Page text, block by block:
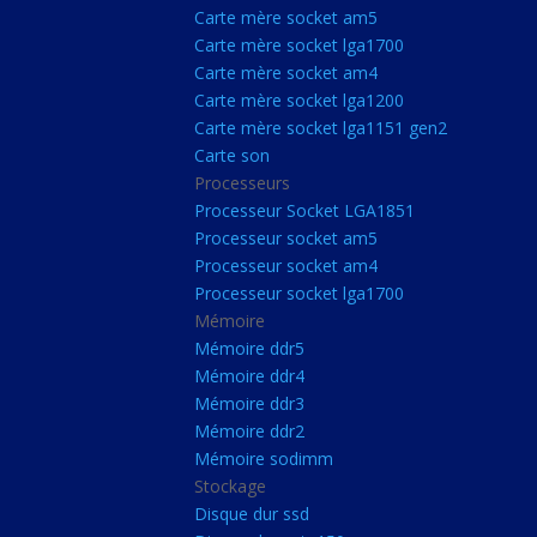
Carte Mère Socket
Carte mère socket am5
Carte mère socket
Carte mère socket am4
Carte mère socket
Carte son
Processeurs
Carte mère socket am5
Carte mère socket lga1700
Carte mère socket am4
Carte mère socket lga1200
Carte mère socket lga1151 gen2
Carte son
Processeurs
Processeur Socket LGA1851
Processeur socket am5
Processeur socket am4
Processeur socket lga1700
Mémoire
Mémoire ddr5
Mémoire ddr4
Mémoire ddr3
Mémoire ddr2
Mémoire sodimm
Stockage
Disque dur ssd